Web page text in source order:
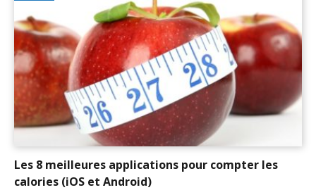
Les 8 meilleures applications pour compter les
calories (iOS et Android)